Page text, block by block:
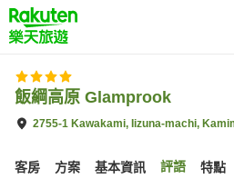
to
top
page
飯綱高原 Glamprook
2755-1 Kawakami, Iizuna-machi,
客房 方案 基本資訊 評語 特點